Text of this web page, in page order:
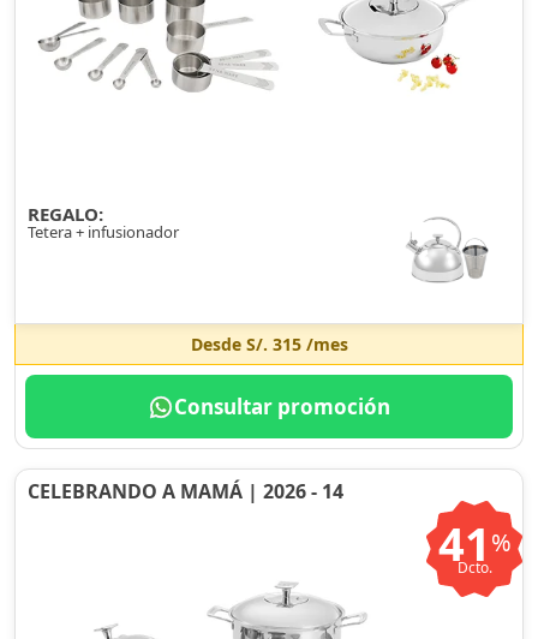
REGALO:
Tetera + infusionador
Desde S/. 315/mes
Consultar promoción
CELEBRANDO A MAMÁ | 2026 - 14
41 %
Dcto.